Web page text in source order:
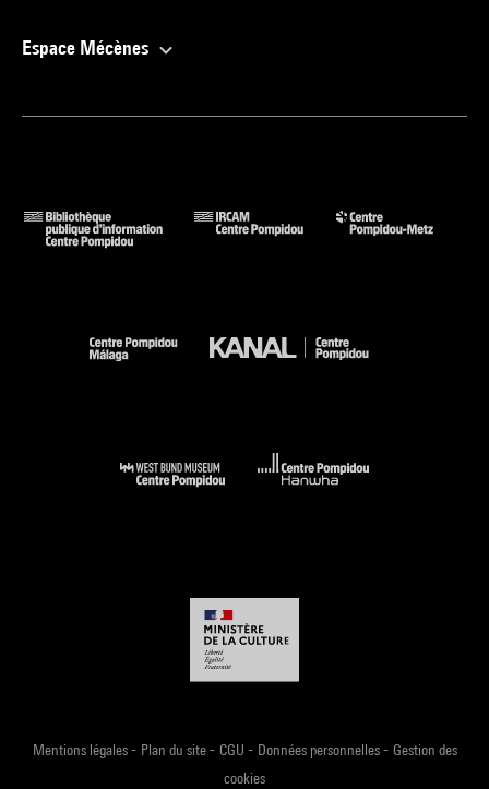
Espace Mécènes
Mentions légales- Plan du site- CGU - Données personnelles- Gestion des
cookies